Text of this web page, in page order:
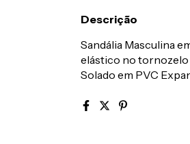
Descrição
Sandália Masculina
elástico no tornozelo
Solado em PVC